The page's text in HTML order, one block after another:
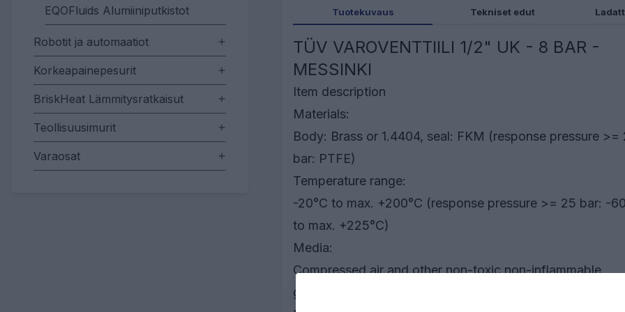
EQOFluids Alumiiniputkistot
Robotit ja automaatiot
Korkeapainepesurit
BriskHeat Lämmitysratkaisut
Teollisuusimurit
Varaosat
Tuotekuvaus Tekniset edut
TÜV VAROVENTTIILI 1/2" UK - 8 BAR -
MESSINKI
Item description
Materials:
Body: Brass or 1.4404, seal: FKM (response pressure >=
bar: PTFE)
Temperature range:
-20°C to max. +200°C (response pressure >= 25 bar: -
to max. +225°C)
Media:
Compressed air and other non-toxic non-inflammable
gases, blown-off freely